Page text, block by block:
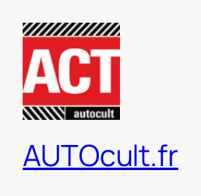
contenu
AUTOcult.fr